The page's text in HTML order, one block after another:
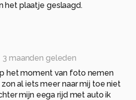
het plaatje geslaagd.
3 maanden geleden
het moment van foto nemen
al iets meer naar mij toe niet
mijn eega rijd met auto ik